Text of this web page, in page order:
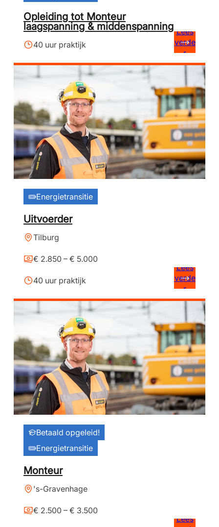
Opleiding tot Monteur
laagspanning & middenspanning
40 uur praktijk
Lees
verde
r
Energietransitie
Uitvoerder
Tilburg
€ 2.850 – € 5.000
40 uur praktijk
Lees
verde
r
Betaald opgeleid!
Energietransitie
Monteur
's-Gravenhage
€ 2.500 – € 3.500
Lees